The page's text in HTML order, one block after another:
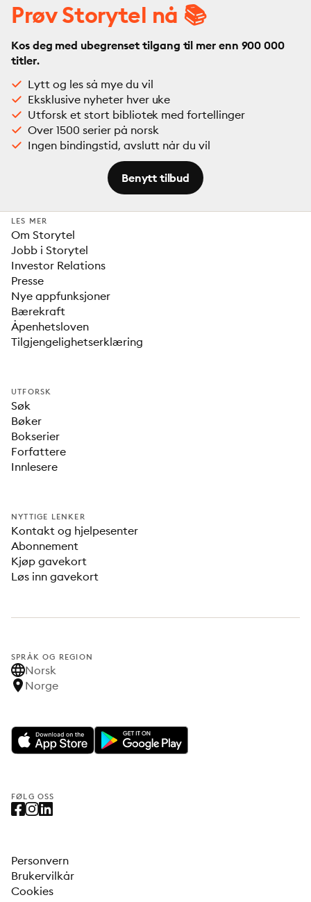
Prøv Storytel nå 📚
Kos deg med ubegrenset tilgang til mer enn 900 000
titler.
Lytt og les så mye du vil
Eksklusive nyheter hver uke
Utforsk et stort bibliotek med fortellinger
Over 1500 serier på norsk
Ingen bindingstid, avslutt når du vil
Benytt tilbud
LES MER
Om Storytel
Jobb i Storytel
Investor Relations
Presse
Nye appfunksjoner
Bærekraft
Åpenhetsloven
Tilgjengelighetserklæring
UTFORSK
Søk
Bøker
Bokserier
Forfattere
Innlesere
NYTTIGE LENKER
Kontakt og hjelpesenter
Abonnement
Kjøp gavekort
Løs inn gavekort
SPRÅK OG REGION
Norsk
Norge
FØLG OSS
Personvern
Brukervilkår
Cookies